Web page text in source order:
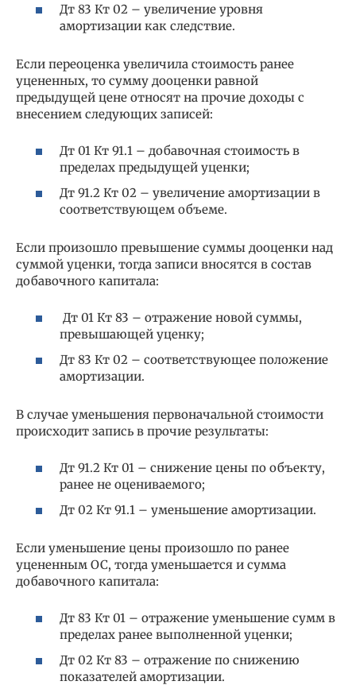
Дт 83 Кт 02 – увеличение уровня
амортизации как следствие.
Если переоценка увеличила стоимость ранее
уцененных, то сумму дооценки равной
предыдущей цене относят на прочие доходы с
внесением следующих записей:
Дт 01 Кт 91.1 – добавочная стоимость в
пределах предыдущей уценки;
Дт 91.2 Кт 02 – увеличение амортизации в
соответствующем объеме.
Если произошло превышение суммы дооценки над
суммой уценки, тогда записи вносятся в состав
добавочного капитала:
Дт 01 Кт 83 – отражение новой суммы,
превышающей уценку;
Дт 83 Кт 02 – соответствующее положение
амортизации.
В случае уменьшения первоначальной стоимости
происходит запись в прочие результаты:
Дт 91.2 Кт 01 – снижение цены по объекту,
ранее не оцениваемого;
Дт 02 Кт 91.1 – уменьшение амортизации.
Если уменьшение цены произошло по ранее
уцененным ОС, тогда уменьшается и сумма
добавочного капитала:
Дт 83 Кт 01 – отражение уменьшение сумм в
пределах ранее выполненной уценки;
Дт 02 Кт 83 – отражение по снижению
показателей амортизации.